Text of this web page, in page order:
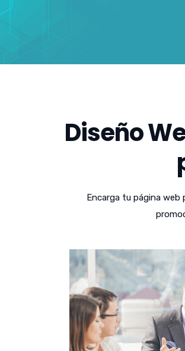
Diseño
Encarga tu página web